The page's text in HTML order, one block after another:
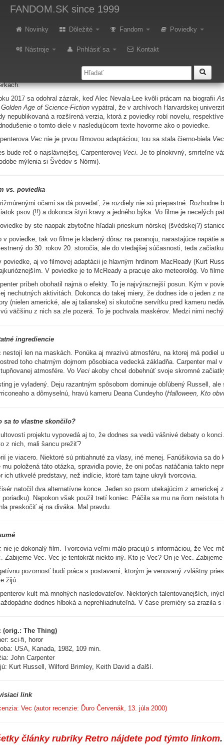
FANDOM.SK since 1999
Novinky Dôležité Fandom Poviedky
Nástroje Prihlásiť sa Kontakt
Vec
je filmová adaptácia poviedkyWho Goes There?
od Johna W. Campbella.
2017 sa odohral zázrak, keď Alec Nevala-Lee kvôli prácam na biografii
Age of Science-Fiction vypátral, že v archívoch Harvardskej
nepublikovaná a rozšírená verzia, ktorá z poviedky robí novelu,
o tomto diele v nasledujúcom texte hovorme ako o poviedke.
Vec nie je prvou filmovou adaptáciou; tou sa stala čierno-biela Vec
bude reč o najslávnejšej, Carpenterovej Veci. Je to plnokrvný, smrteľne
mýlenia si Švédov s Nórmi).
vs. poviedka
očami sa dá povedať, že rozdiely nie sú priepastné.
psov (!!) a dokonca štyri kravy a jedného býka. Vo filme je necelých
by ste naopak zbytočne hľadali prieskum nórskej (švédskej?)
v poviedke, tak vo filme je kladený dôraz na paranoju, narastajúce
do 30. rokov 20. storočia, ale do vtedajšej súčasnosti, teda
poviedke, aj vo filmovej adaptácii je hlavným hrdinom MacReady (Kurt
V poviedke je to McReady a pracuje ako meteorológ. Vo
príbeh obohatil najmä o efekty. To je najvýraznejší posun. Kým v
nechutných aktivitách. Dokonca do takej miery, že dodnes ide o jeden z
(nielen americké, ale aj talianske) si skutočne servítku pred kameru
väčšinu z nich sa zle pozerá. To je pochvala maskérov. Medzi nimi
ingrediencie
nestojí len na maskách. Ponúka aj mrazivú atmosféru, na ktorej má
toho chatrným dojmom pôsobiaca vedecká základňa. Carpenter mal
atmosfére. Vo Veci akoby chcel dobehnúť svoje skromné
je vyladený. Deju razantným spôsobom dominuje obľúbený Russell,
a dômyselnú, hravú kameru Deana Cundeyho (Halloween, Kto
sa to vlastne skončilo?
projektu vypovedá aj to, že dodnes sa vedú vášnivé debaty o
z nich, mali šancu prežiť?
je viacero. Niektoré sú pritiahnuté za vlasy, iné menej. Fanúšikovia sa
mu položená táto otázka, spravidla povie, že oni počas natáčania takto
ich utkvelé predstavy, než indície, ktoré tam tajne ukryli tvorcovia.
natočil dva alternatívne konce. Jeden so psom utekajúcim z
poriadku). Napokon však použil tretí koniec. Páčila sa mu na ňom
preskočiť aj na diváka. Mal pravdu.
nie je dokonalý film. Tvorcovia veľmi málo pracujú s informáciou, že Vec
Zabijeme Vec. Vec je tentokrát niekto iný. Kto je Vec? On je Vec. Zabijeme
pozornosť budí práca s postavami, ktorým je venovaný zvláštny
žijú.
kult má mnohých nasledovateľov. Niektorých talentovanejších,
dodnes hlboká a neprehliadnuteľná. V čase premiéry sa
(orig.: The Thing)
sci-fi, horor
USA, Kanada, 1982, 109 min.
John Carpenter
Kurt Russell, Wilford Brimley, Keith David a ďalší.
link
Vec (autor recenzie: Ďuro Červenák, 13. júla 2000)
články rubriky Retro nájdete pod týmto linkom.